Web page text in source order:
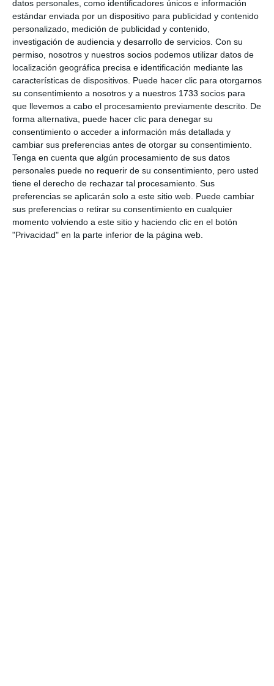
datos personales, como identificadores únicos e información
estándar enviada por un dispositivo para publicidad y contenido
personalizado, medición de publicidad y contenido,
investigación de audiencia y desarrollo de servicios. Con su
permiso, nosotros y nuestros socios podemos utilizar datos de
localización geográfica precisa e identificación mediante las
características de dispositivos. Puede hacer clic para otorgarnos
su consentimiento a nosotros y a nuestros 1733 socios para
que llevemos a cabo el procesamiento previamente descrito. De
forma alternativa, puede hacer clic para denegar su
consentimiento o acceder a información más detallada y
cambiar sus preferencias antes de otorgar su consentimiento.
Tenga en cuenta que algún procesamiento de sus datos
personales puede no requerir de su consentimiento, pero usted
tiene el derecho de rechazar tal procesamiento. Sus
preferencias se aplicarán solo a este sitio web. Puede cambiar
sus preferencias o retirar su consentimiento en cualquier
momento volviendo a este sitio y haciendo clic en el botón
"Privacidad" en la parte inferior de la página web.
Marcos, quien añadió que “hay una nueva regulación
que permite que los municipios puedan adoptar
determinadas medidas para establecer en qué
condiciones esas viviendas puedan operar”.
Por último, Marcos aseguró que las previsiones para
Semana Santa son prometedoras: “Tenemos muy
buenas perspectivas, las previsiones son de
porcentajes muy altos, probablemente más altas
que el año pasado y, en ese sentido, somos
optimistas”:
En esta reunión entre Ayuntamiento y Aehcos
estuvieron presentes, entre otros, representantes